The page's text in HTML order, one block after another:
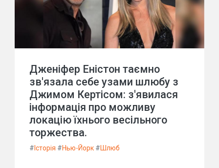
Дженіфер Еністон таємно
зв'язала себе узами шлюбу з
Джимом Кертісом: з'явилася
інформація про можливу
локацію їхнього весільного
торжества.
# Історія #Нью-Йорк #Шлюб